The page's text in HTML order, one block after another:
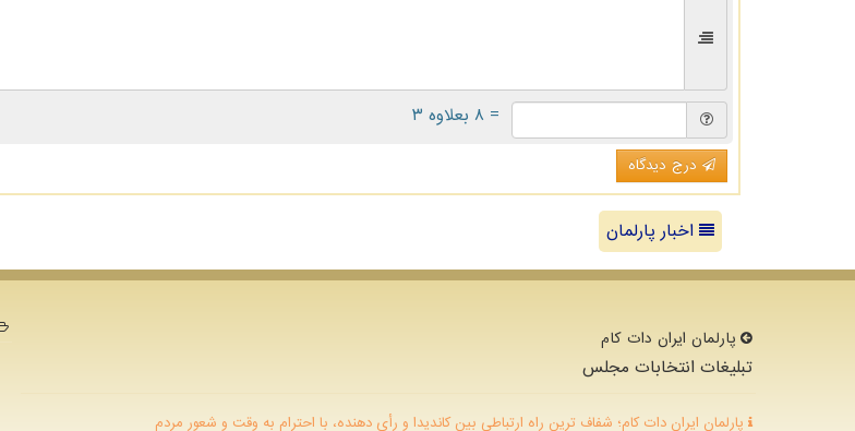
= ۸ بعلاوه ۳
درج دیدگاه
اخبار پارلمان
پارلمان ایران دات كام
تبلیغات انتخابات مجلس
پارلمان ایران دات کام؛ شفاف ترین راه ارتباطی بین کاندیدا و رأی دهنده، با احترام به وقت و شعور مردم